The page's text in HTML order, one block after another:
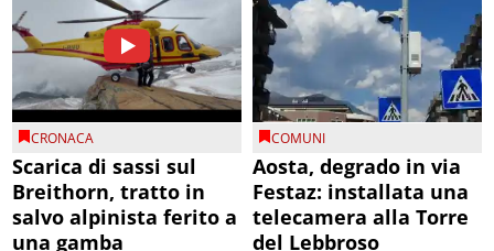
CRONACA
Scarica di sassi sul
Breithorn, tratto in
salvo alpinista ferito a
una gamba
COMUNI
Aosta, degrado in via
Festaz: installata una
telecamera alla Torre
del Lebbroso